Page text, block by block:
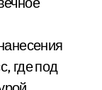
где под